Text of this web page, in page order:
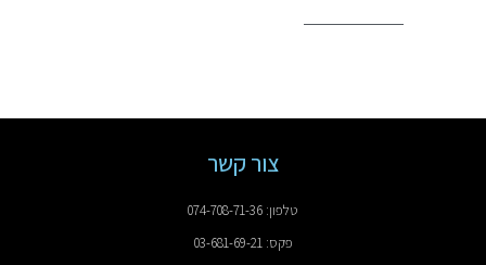
צור קשר
טלפון: 074-708-71-36
פקס: 03-681-69-21